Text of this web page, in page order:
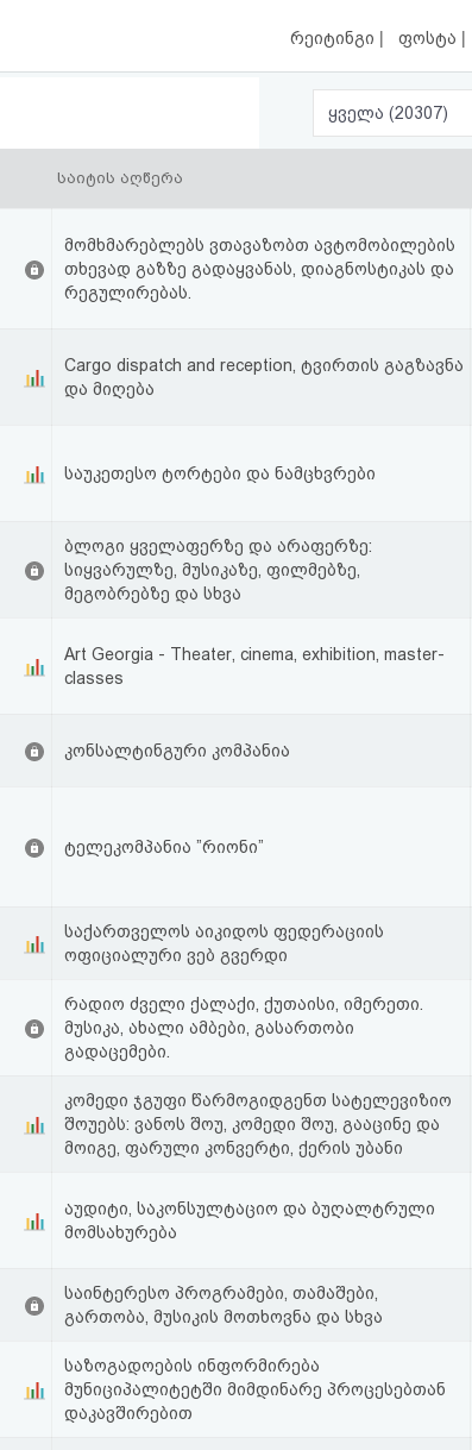
რეიტინგი | ფოსტა |
ყველა (20307)
საიტის აღწერა
მომხმარებლებს ვთავაზობთ ავტომობილების
თხევად გაზზე გადაყვანას, დიაგნოსტიკას და
რეგულირებას.
Cargo dispatch and reception, ტვირთის გაგზავნა
და მიღება
საუკეთესო ტორტები და ნამცხვრები
ბლოგი ყველაფერზე და არაფერზე:
სიყვარულზე, მუსიკაზე, ფილმებზე,
მეგობრებზე და სხვა
Art Georgia - Theater, cinema, exhibition, master-
classes
კონსალტინგური კომპანია
ტელეკომპანია ”რიონი”
საქართველოს აიკიდოს ფედერაციის
ოფიციალური ვებ გვერდი
რადიო ძველი ქალაქი, ქუთაისი, იმერეთი.
მუსიკა, ახალი ამბები, გასართობი
გადაცემები.
კომედი ჯგუფი წარმოგიდგენთ სატელევიზიო
შოუებს: ვანოს შოუ, კომედი შოუ, გააცინე და
მოიგე, ფარული კონვერტი, ქერის უბანი
აუდიტი, საკონსულტაციო და ბუღალტრული
მომსახურება
საინტერესო პროგრამები, თამაშები,
გართობა, მუსიკის მოთხოვნა და სხვა
საზოგადოების ინფორმირება
მუნიციპალიტეტში მიმდინარე პროცესებთან
დაკავშირებით